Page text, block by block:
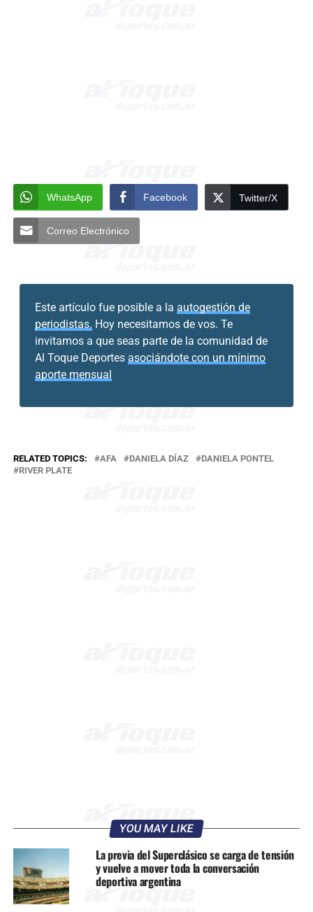
WhatsApp Facebook Twitter/X
Correo Electrónico
Este artículo fue posible a la autogestión de
periodistas. Hoy necesitamos de vos. Te
invitamos a que seas parte de la comunidad de
Al Toque Deportes asociándote con un mínimo
aporte mensual
RELATED TOPICS: AFA DANIELA DÍAZ
DANIELA PONTEL
RIVER PLATE
YOU MAY LIKE
La previa del Superclásico se carga de tensión
y vuelve a mover toda la conversación
deportiva argentina